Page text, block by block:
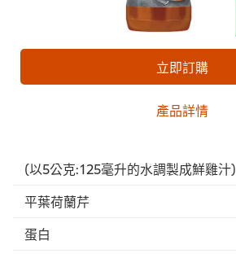
立即訂購
產品詳情
(以5公克:125毫升的水調製成鮮雞汁)
平葉荷蘭芹
蛋白